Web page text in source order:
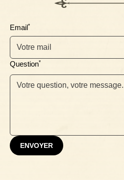
Email*
Question*
ENVOYER